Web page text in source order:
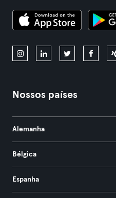
Nossos países
Alemanha
Bélgica
Espanha